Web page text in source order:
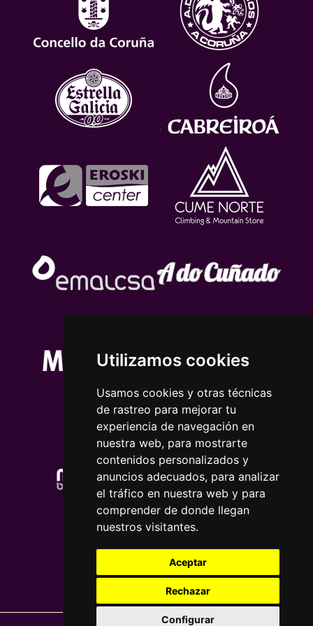
Utilizamos cookies
Usamos cookies y otras técnicas
de rastreo para mejorar tu
experiencia de navegación en
nuestra web, para mostrarte
contenidos personalizados y
anuncios adecuados, para analizar
el tráfico en nuestra web y para
comprender de donde llegan
nuestros visitantes.
Aceptar
Rechazar
Configurar